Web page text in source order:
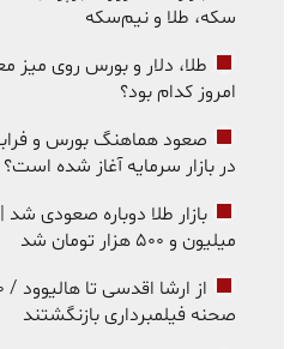
سکه، طلا و نیم‌سکه
طلا، دلار و بورس روی میز
امروز کدام بود؟
صعود هماهنگ بورس و
در بازار سرمایه آغاز شده است؟
میلیون و ۵۰۰ هزار تومان شد
صحنه فیلمبرداری بازنگشتند